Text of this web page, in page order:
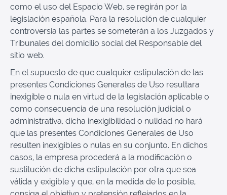
como el uso del Espacio Web, se regirán por la
legislación española. Para la resolución de cualquier
controversia las partes se someterán a los Juzgados y
Tribunales del domicilio social del Responsable del
sitio web.
En el supuesto de que cualquier estipulación de las
presentes Condiciones Generales de Uso resultara
inexigible o nula en virtud de la legislación aplicable o
como consecuencia de una resolución judicial o
administrativa, dicha inexigibilidad o nulidad no hará
que las presentes Condiciones Generales de Uso
resulten inexigibles o nulas en su conjunto. En dichos
casos, la empresa procederá a la modificación o
sustitución de dicha estipulación por otra que sea
válida y exigible y que, en la medida de lo posible,